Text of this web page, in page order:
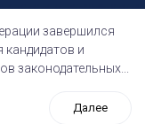
завершился
кандидатов и
законодательных...
Далее